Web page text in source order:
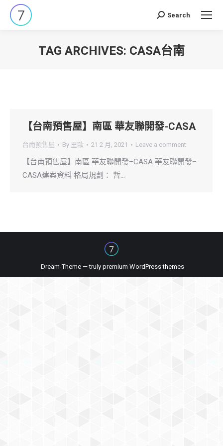
Search:
Search
TAG ARCHIVES: CASA台南
【台南預售屋】南區 華友聯開發-CASA
台南預售屋 By 里歐 21 2 月, 2021 Leave a comment
【台南預售屋】南區 華友聯開發–CASA 華友聯開發–
CASA建案資料 格局規劃： 暫…
Dream-Theme — truly premium WordPress themes